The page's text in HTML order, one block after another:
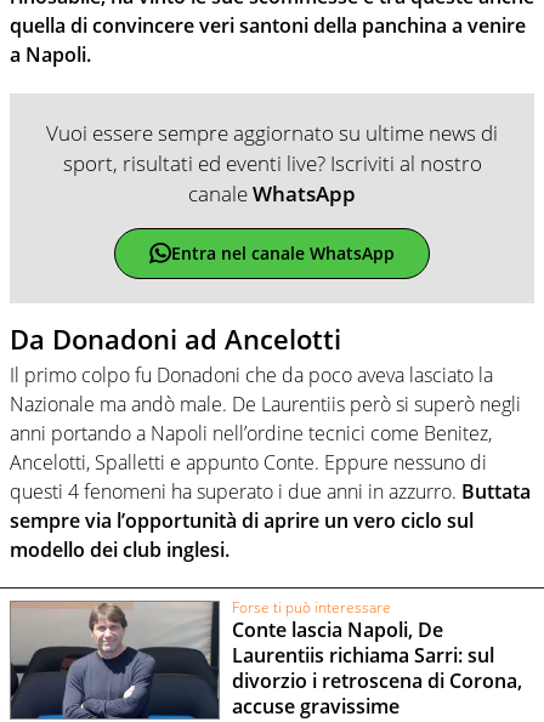
quella di convincere veri santoni della panchina a venire
a Napoli.
Vuoi essere sempre aggiornato su ultime news di
sport, risultati ed eventi live? Iscriviti al nostro
canaleWhatsApp
Entra nel canale WhatsApp
Da Donadoni ad Ancelotti
Il primo colpo fu Donadoni che da poco aveva lasciato la
Nazionale ma andò male. De Laurentiis però si superò negli
anni portando a Napoli nell’ordine tecnici come Benitez,
Ancelotti, Spalletti e appunto Conte. Eppure nessuno di
questi 4 fenomeni ha superato i due anni in azzurro. Buttata
sempre via l’opportunità di aprire un vero ciclo sul
modello dei club inglesi.
Forse ti può interessare
Conte lascia Napoli, De
Laurentiis richiama Sarri: sul
divorzio i retroscena di Corona,
accuse gravissime